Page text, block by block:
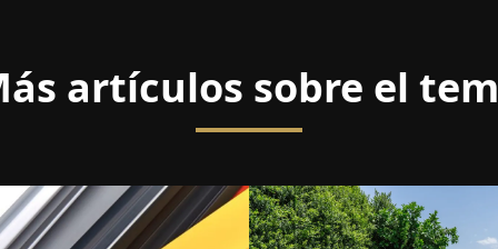
artículos sobre el